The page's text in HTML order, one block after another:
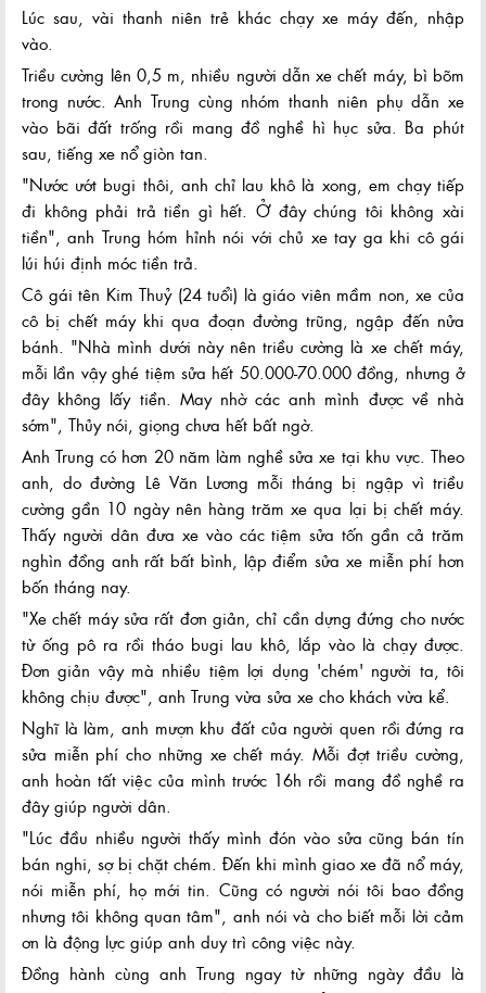
Lúc sau, vài thanh niên trẻ khác chạy xe máy đến, nhập
vào.
Triều cường lên 0,5 m, nhiều người dẫn xe chết máy, bì bõm
trong nước. Anh Trung cùng nhóm thanh niên phụ dẫn xe
vào bãi đất trống rồi mang đồ nghề hì hục sửa. Ba phút
sau, tiếng xe nổ giòn tan.
"Nước ướt bugi thôi, anh chỉ lau khô là xong, em chạy tiếp
đi không phải trả tiền gì hết. Ở đây chúng tôi không xài
tiền", anh Trung hóm hỉnh nói với chủ xe tay ga khi cô gái
lúi húi định móc tiền trả.
Cô gái tên Kim Thuỷ (24 tuổi) là giáo viên mầm non, xe của
cô bị chết máy khi qua đoạn đường trũng, ngập đến nửa
bánh. "Nhà mình dưới này nên triều cường là xe chết máy,
mỗi lần vậy ghé tiệm sửa hết 50.000-70.000 đồng, nhưng ở
đây không lấy tiền. May nhờ các anh mình được về nhà
sớm", Thủy nói, giọng chưa hết bất ngờ.
Anh Trung có hơn 20 năm làm nghề sửa xe tại khu vực. Theo
anh, do đường Lê Văn Lương mỗi tháng bị ngập vì triều
cường gần 10 ngày nên hàng trăm xe qua lại bị chết máy.
Thấy người dân đưa xe vào các tiệm sửa tốn gần cả trăm
nghìn đồng anh rất bất bình, lập điểm sửa xe miễn phí hơn
bốn tháng nay.
"Xe chết máy sửa rất đơn giản, chỉ cần dựng đứng cho nước
từ ống pô ra rồi tháo bugi lau khô, lắp vào là chạy được.
Đơn giản vậy mà nhiều tiệm lợi dụng 'chém' người ta, tôi
không chịu được", anh Trung vừa sửa xe cho khách vừa kể.
Nghĩ là làm, anh mượn khu đất của người quen rồi đứng ra
sửa miễn phí cho những xe chết máy. Mỗi đợt triều cường,
anh hoàn tất việc của mình trước 16h rồi mang đồ nghề ra
đây giúp người dân.
"Lúc đầu nhiều người thấy mình đón vào sửa cũng bán tín
bán nghi, sợ bị chặt chém. Đến khi mình giao xe đã nổ máy,
nói miễn phí, họ mới tin. Cũng có người nói tôi bao đồng
nhưng tôi không quan tâm", anh nói và cho biết mỗi lời cảm
ơn là động lực giúp anh duy trì công việc này.
Đồng hành cùng anh Trung ngay từ những ngày đầu là